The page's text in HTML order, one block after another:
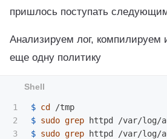
пришлось поступать
Анализируем лог, компилируем
еще одну политику
1
2
3
$ cd
$ sudo grep httpd /var/log/
$ sudo grep httpd /var/log/